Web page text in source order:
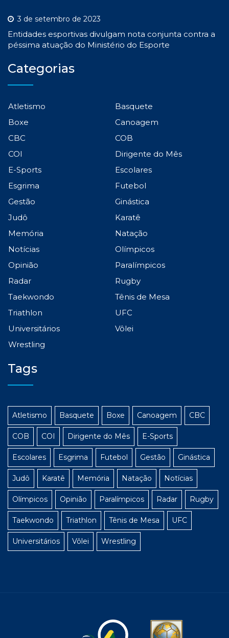
3 de setembro de 2023
Entidades esportivas divulgam nota conjunta contra a
péssima atuação do Ministério do Esporte
Categorias
Atletismo
Basquete
Boxe
Canoagem
CBC
COB
COI
Dirigente do Mês
E-Sports
Escolares
Esgrima
Futebol
Gestão
Ginástica
Judô
Karatê
Memória
Natação
Notícias
Olímpicos
Opinião
Paralímpicos
Radar
Rugby
Taekwondo
Tênis de Mesa
Triathlon
UFC
Universitários
Vôlei
Wrestling
Tags
Atletismo Basquete Boxe Canoagem CBC
COB COI Dirigente do Mês E-Sports
Escolares Esgrima Futebol Gestão Ginástica
Judô Karatê Memória Natação Notícias
Olímpicos Opinião Paralímpicos Radar Rugby
Taekwondo Triathlon Tênis de Mesa UFC
Universitários Vôlei Wrestling